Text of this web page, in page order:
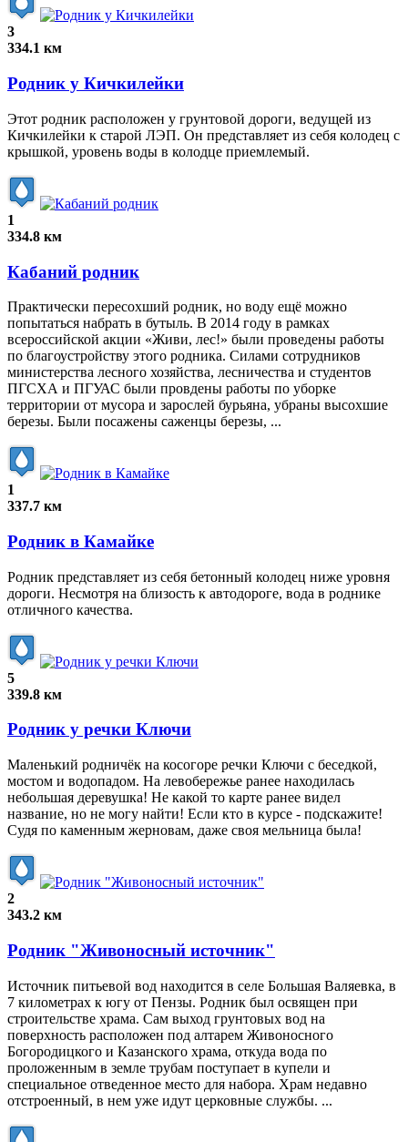
3
334.1 км
Родник у Кичкилейки
Этот родник расположен у грунтовой дороги, ведущей из
Кичкилейки к старой ЛЭП. Он представляет из себя колодец с
крышкой, уровень воды в колодце приемлемый.
1
334.8 км
Кабаний родник
Практически пересохший родник, но воду ещё можно
попытаться набрать в бутыль. В 2014 году в рамках
всероссийской акции «Живи, лес!» были проведены работы
по благоустройству этого родника. Силами сотрудников
министерства лесного хозяйства, лесничества и студентов
ПГСХА и ПГУАС были провдены работы по уборке
территории от мусора и зарослей бурьяна, убраны высохшие
березы. Были посажены саженцы березы, ...
1
337.7 км
Родник в Камайке
Родник представляет из себя бетонный колодец ниже уровня
дороги. Несмотря на близость к автодороге, вода в роднике
отличного качества.
5
339.8 км
Родник у речки Ключи
Маленький родничёк на косогоре речки Ключи с беседкой,
мостом и водопадом. На левобережье ранее находилась
небольшая деревушка! Не какой то карте ранее видел
название, но не могу найти! Если кто в курсе - подскажите!
Судя по каменным жерновам, даже своя мельница была!
2
343.2 км
Родник "Живоносный источник"
Источник питьевой вод находится в селе Большая Валяевка, в
7 километрах к югу от Пензы. Родник был освящен при
строительстве храма. Сам выход грунтовых вод на
поверхность расположен под алтарем Живоносного
Богородицкого и Казанского храма, откуда вода по
проложенным в земле трубам поступает в купели и
специальное отведенное место для набора. Храм недавно
отстроенный, в нем уже идут церковные службы. ...